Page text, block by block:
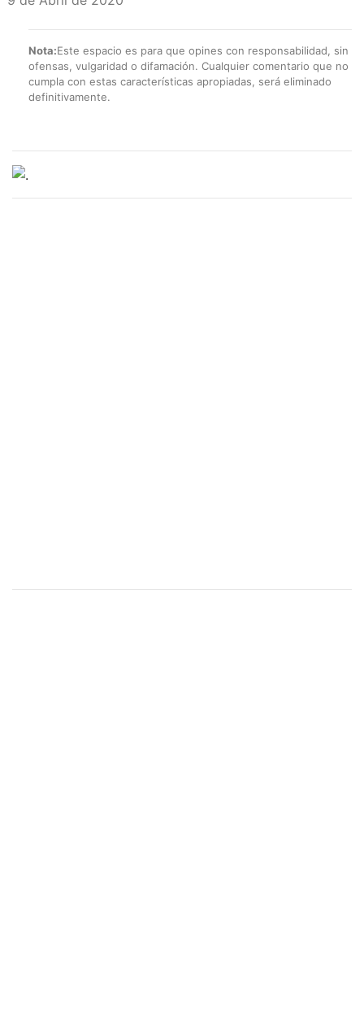
Nota:Este espacio es para que opines con responsabilidad, sin
ofensas, vulgaridad o difamación. Cualquier comentario que no
cumpla con estas características apropiadas, será eliminado
definitivamente.